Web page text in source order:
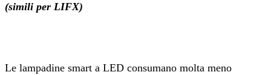
(simili per LIFX)
Le lampadine smart a LED consumano molta meno